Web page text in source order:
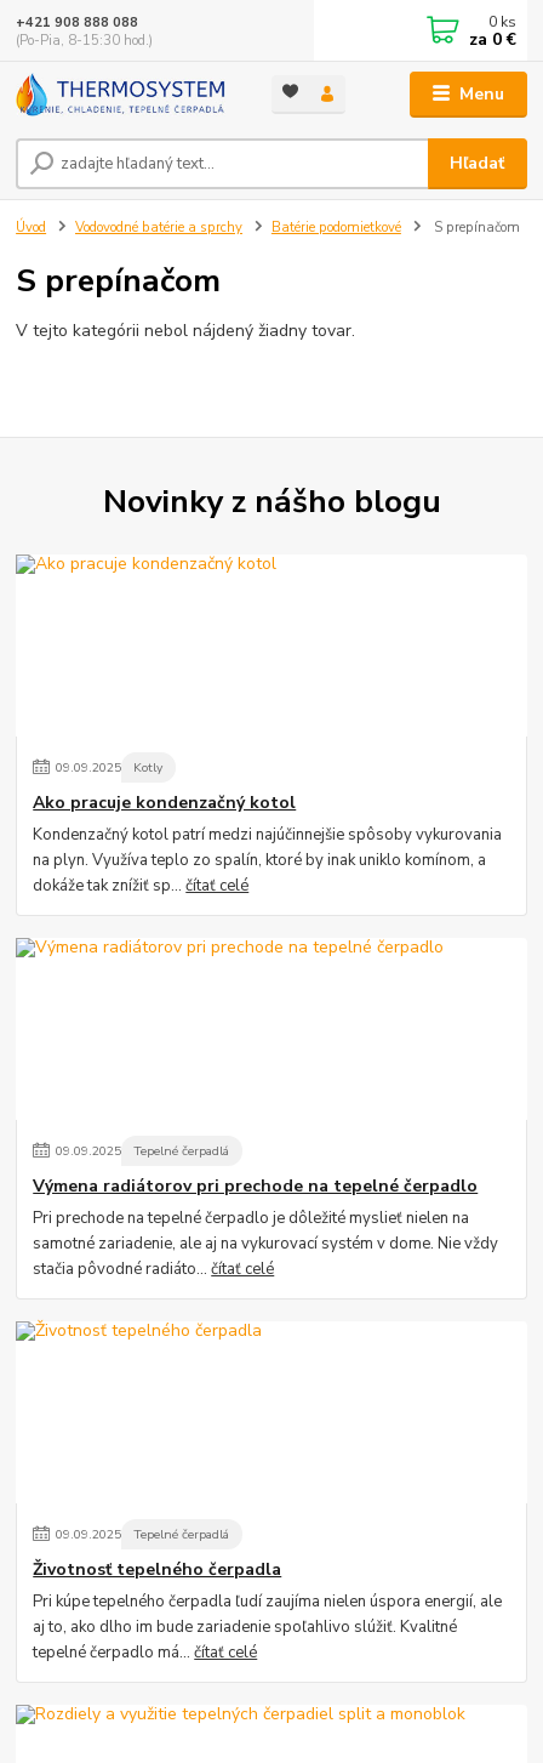
Menu
Hľadať
+421 908 888 088
(Po-Pia, 8-15:30 hod.)
0 ks
za 0 €
Úvod Vodovodné batérie a sprchy Batérie podomietkové S prepínačom
S prepínačom
V tejto kategórii nebol nájdený žiadny tovar.
Novinky z nášho blogu
09.09.2025 Kotly
Ako pracuje kondenzačný kotol
Kondenzačný kotol patrí medzi najúčinnejšie spôsoby vykurovania
na plyn. Využíva teplo zo spalín, ktoré by inak uniklo komínom, a
dokáže tak znížiť sp...čítať celé
09.09.2025 Tepelné čerpadlá
Výmena radiátorov pri prechode na tepelné čerpadlo
Pri prechode na tepelné čerpadlo je dôležité myslieť nielen na
samotné zariadenie, ale aj na vykurovací systém v dome. Nie vždy
stačia pôvodné radiáto...čítať celé
09.09.2025 Tepelné čerpadlá
Životnosť tepelného čerpadla
Pri kúpe tepelného čerpadla ľudí zaujíma nielen úspora energií, ale
aj to, ako dlho im bude zariadenie spoľahlivo slúžiť. Kvalitné
tepelné čerpadlo má...čítať celé